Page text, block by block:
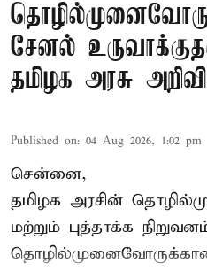
சேனல்
தமிழக அரசு
Published on: 04 Aug 2026, 1:02 pm
சென்னை,
தமிழக அரசின்
மற்றும் புத்தாக்க